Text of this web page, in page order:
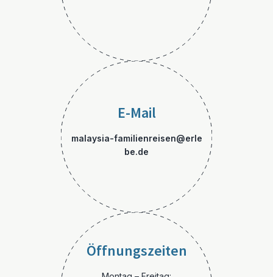
E-Mail
malaysia-familienreisen@erle
be.de
Öffnungszeiten